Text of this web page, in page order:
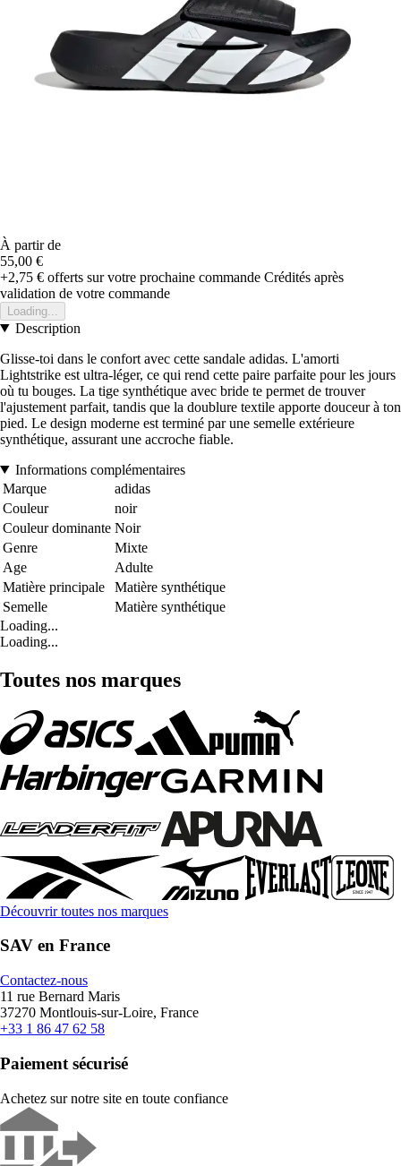
À partir de
55,00 €
+2,75 € offerts sur votre prochaine commande Crédités après
validation de votre commande
Loading...
Description
Glisse-toi dans le confort avec cette sandale adidas. L'amorti
Lightstrike est ultra-léger, ce qui rend cette paire parfaite pour les jours
où tu bouges. La tige synthétique avec bride te permet de trouver
l'ajustement parfait, tandis que la doublure textile apporte douceur à ton
pied. Le design moderne est terminé par une semelle extérieure
synthétique, assurant une accroche fiable.
Informations complémentaires
Marque
adidas
Couleur
noir
Couleur dominante Noir
Genre
Mixte
Age
Adulte
Matière principale
Matière synthétique
Semelle
Matière synthétique
Loading...
Loading...
Toutes nos marques
Découvrir toutes nos marques
SAV en France
Contactez-nous
11 rue Bernard Maris
37270 Montlouis-sur-Loire, France
+33 1 86 47 62 58
Paiement sécurisé
Achetez sur notre site en toute confiance